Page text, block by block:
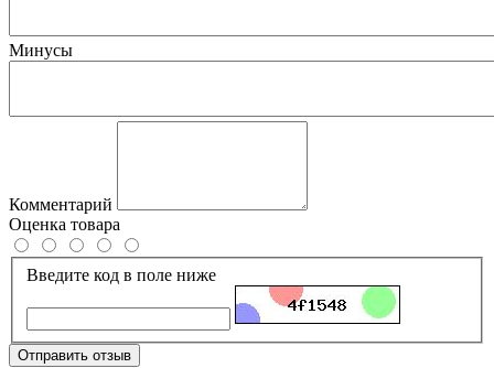
Минусы
Комментарий
Оценка товара
Введите код в поле ниже
Отправить отзыв